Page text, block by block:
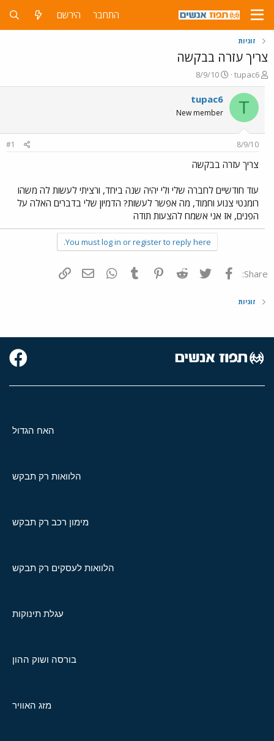
התחבר הירשם
זוגיות
צריך עזרה בבקשה
פ
ו
ת
ח
ה
ו
ש
א
tupac6
פ
ו
ר
ם
ר
8/9/10
T
tupac6
New member
8/9/10
#1
צריך עזרה בבקשה
עוד חודשיים לחברה שלי ולי יהיה שנה ביחד, ורציתי לעשות לה משהו
רומנטי צנוע וחמוד, מה אפשר לעשות? הדמיון שלי בדברים האלה על
הפנים, אז אני אשמח להצעות תודה
You must log in or register to reply here.
Share: פייסבוק Twitter
Reddit
Pinterest
Tumblr
WhatsAppדואר אלקטרוני
זוגיות
האח הגדול
הלוואות רק תבקש
מימון רכב רק תבקש
הלוואות לעסקים רק תבקש
עגלת תינוקות
בורסה ושוק ההון
מזג האוויר